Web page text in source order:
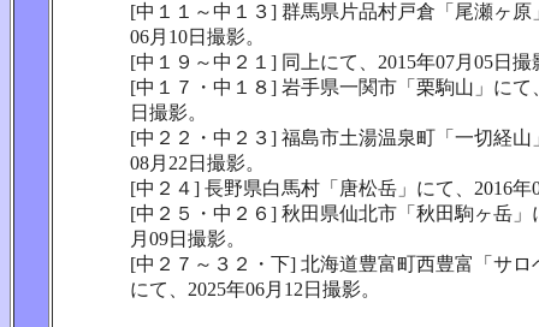
[中１１～中１３] 群馬県片品村戸倉「尾瀬ヶ原
06月10日撮影。
[中１９～中２１] 同上にて、2015年07月05日撮
[中１７・中１８] 岩手県一関市「栗駒山」にて
日撮影。
[中２２・中２３] 福島市土湯温泉町「一切経山
08月22日撮影。
[中２４] 長野県白馬村「唐松岳」にて、2016年
[中２５・中２６] 秋田県仙北市「秋田駒ヶ岳」
月09日撮影。
[中２７～３２・下] 北海道豊富町西豊富「サロ
にて、2025年06月12日撮影。